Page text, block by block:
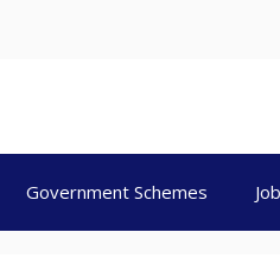
Government Schemes